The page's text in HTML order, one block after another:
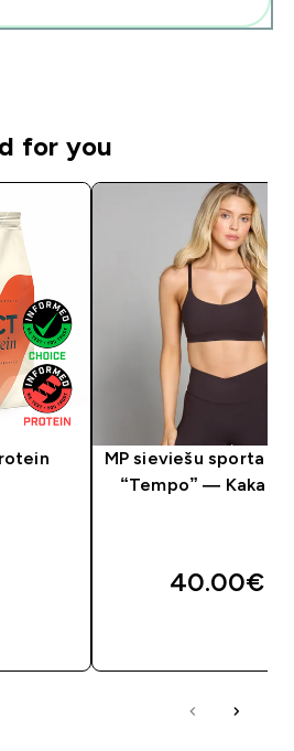
for you
MP sieviešu sporta
“Tempo” — Kakao
40.00€‎